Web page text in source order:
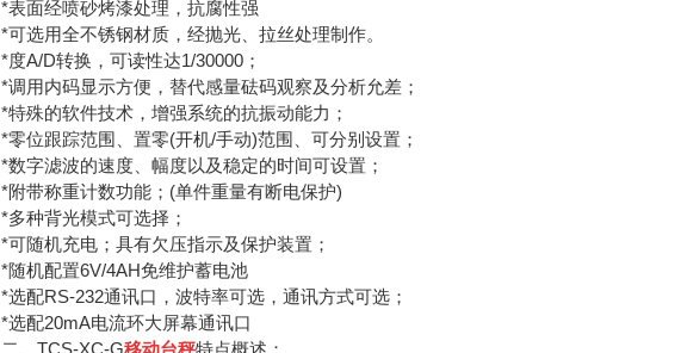
*表面经喷砂烤漆处理，抗腐性强
*可选用全不锈钢材质，经抛光、拉丝处理制作。
*度A/D转换，可读性达1/30000；
*调用内码显示方便，替代感量砝码观察及分析允差；
*特殊的软件技术，增强系统的抗振动能力；
*零位跟踪范围、置零(开机/手动)范围、可分别设置；
*数字滤波的速度、幅度以及稳定的时间可设置；
*附带称重计数功能；(单件重量有断电保护)
*多种背光模式可选择；
*可随机充电；具有欠压指示及保护装置；
*随机配置6V/4AH免维护蓄电池
*选配RS-232通讯口，波特率可选，通讯方式可选；
*选配20mA电流环大屏幕通讯口
二、TCS-XC-G移动台秤特点概述：